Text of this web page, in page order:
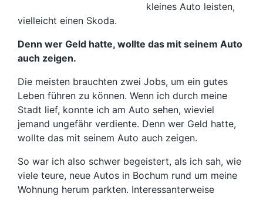
kleines Auto leisten,
vielleicht einen Skoda.
Denn wer Geld hatte, wollte das mit seinem Auto
auch zeigen.
Die meisten brauchten zwei Jobs, um ein gutes
Leben führen zu können. Wenn ich durch meine
Stadt lief, konnte ich am Auto sehen, wieviel
jemand ungefähr verdiente. Denn wer Geld hatte,
wollte das mit seinem Auto auch zeigen.
So war ich also schwer begeistert, als ich sah, wie
viele teure, neue Autos in Bochum rund um meine
Wohnung herum parkten. Interessanterweise